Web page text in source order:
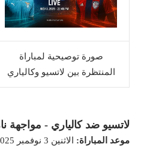
صورة توصيحية لمباراة
المنتظرة بين لاتسيو وكالياري
لاتسيو ضد كالياري - مواجهة
موعد المباراة: الاثنين 3 نوفمبر 2025